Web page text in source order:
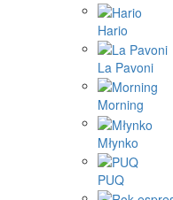
Hario
La Pavoni
Morning
Młynko
PUQ